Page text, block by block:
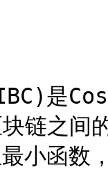
是
链之间
小函数